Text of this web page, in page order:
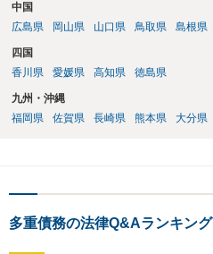
中国
広島県
岡山県 山口県 鳥取県 島根県
四国
香川県
愛媛県 高知県 徳島県
九州・沖縄
福岡県
佐賀県 長崎県 熊本県 大分県
多重債務の法律Q&Aランキング